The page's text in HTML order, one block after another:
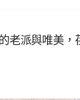
老派與唯美，